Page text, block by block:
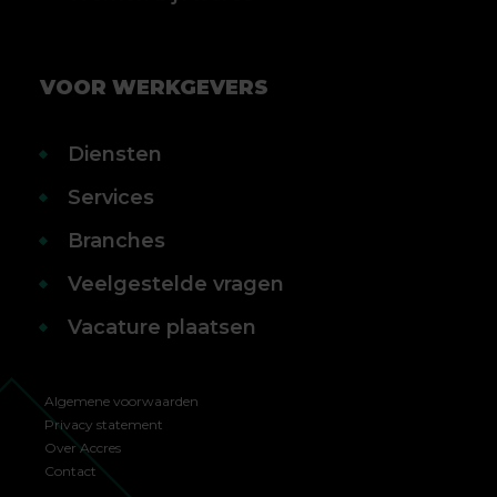
VOOR WERKGEVERS
Diensten
Services
Branches
Veelgestelde vragen
Vacature plaatsen
Algemene voorwaarden
Privacy statement
Over Accres
Contact